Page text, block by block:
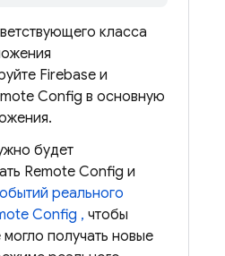
класса
Firebase и
Config в основную
будет
Remote Config и
реального
Config , чтобы
получать новые